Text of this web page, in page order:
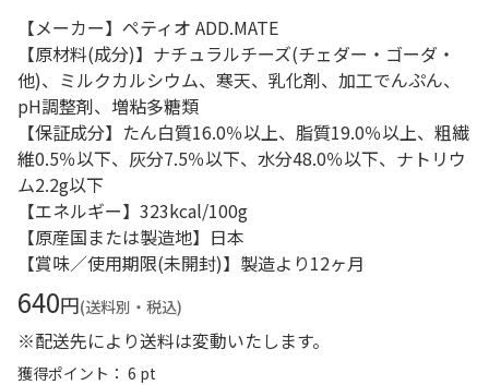
【メーカー】ペティオ ADD.MATE
【原材料(成分)】ナチュラルチーズ(チェダー・ゴーダ・
他)、ミルクカルシウム、寒天、乳化剤、加工でんぷん、
pH調整剤、増粘多糖類
【保証成分】たん白質16.0％以上、脂質19.0％以上、粗繊
維0.5％以下、灰分7.5％以下、水分48.0％以下、ナトリウ
ム2.2g以下
【エネルギー】323kcal/100g
【原産国または製造地】日本
【賞味／使用期限(未開封)】製造より12ヶ月
640円(送料別・税込)
※配送先により送料は変動いたします。
獲得ポイント： 6 pt